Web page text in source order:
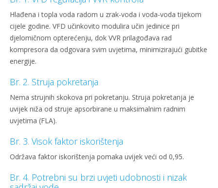
Hlađena i topla voda radom u zrak-voda i voda-voda tijekom
cijele godine. VFD učinkovito modulira učin jedinice pri
djelomičnom opterećenju, dok VVR prilagođava rad
kompresora da odgovara svim uvjetima, minimizirajući gubitke
energije.
Br. 2. Struja pokretanja
Nema strujnih skokova pri pokretanju. Struja pokretanja je
uvijek niža od struje apsorbirane u maksimalnim radnim
uvjetima (FLA).
Br. 3. Visok faktor iskorištenja
Održava faktor iskorištenja pomaka uvijek veći od 0,95.
Br. 4. Potrebni su brzi uvjeti udobnosti i nizak